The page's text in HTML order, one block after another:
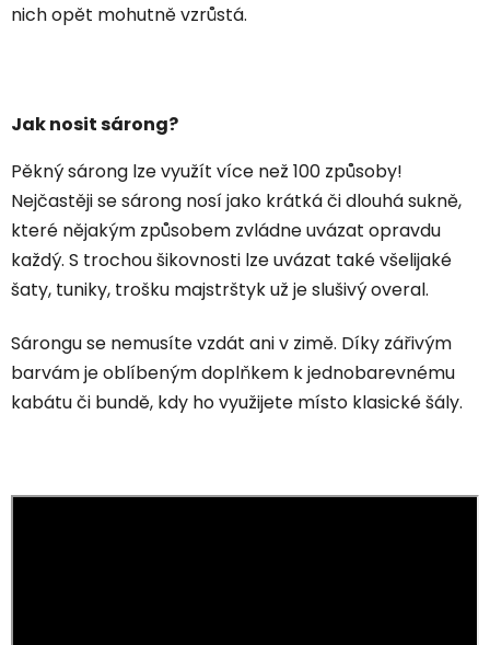
nich opět mohutně vzrůstá.
Jak nosit sárong?
Pěkný sárong lze využít více než 100 způsoby!
Nejčastěji se sárong nosí jako krátká či dlouhá sukně,
které nějakým způsobem zvládne uvázat opravdu
každý. S trochou šikovnosti lze uvázat také všelijaké
šaty, tuniky, trošku majstrštyk už je slušivý overal.
Sárongu se nemusíte vzdát ani v zimě. Díky zářivým
barvám je oblíbeným doplňkem k jednobarevnému
kabátu či bundě, kdy ho využijete místo klasické šály.